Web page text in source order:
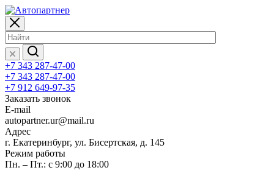
+7 343 287-47-00
+7 343 287-47-00
+7 912 649-97-35
Заказать звонок
E-mail
autopartner.ur@mail.ru
Адрес
г. Екатеринбург, ул. Бисертская, д. 145
Режим работы
Пн. – Пт.: с 9:00 до 18:00